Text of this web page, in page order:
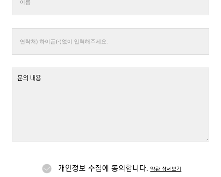
개인정보 수집에 동의합니다. 약관 상세보기